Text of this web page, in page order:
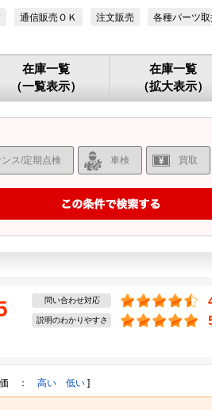
通信販売ＯＫ 注文販売 各種パーツ
在庫一覧
（一覧表示）
在庫一覧
（拡大表示）
ス/定期点検 車検 買取
問い合わせ対応
説明のわかりやすさ
： 高い 低い ]